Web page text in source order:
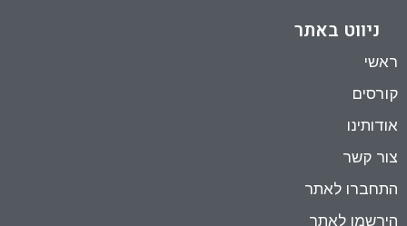
ניווט באתר
ראשי
קורסים
אודותינו
צור קשר
התחברו לאתר
הירשמו לאתר